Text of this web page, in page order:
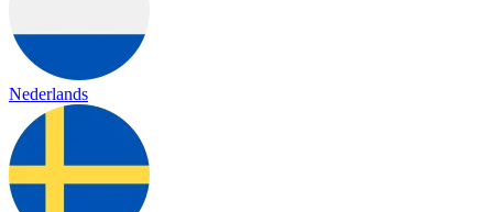
Nederlands